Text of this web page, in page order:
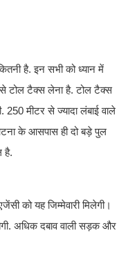
है. इन सभी को ध्यान में
से टोल टैक्स लेना है. टोल टैक्स
250 मीटर से ज्यादा लंबाई वाले
के आसपास ही दो बड़े पुल
है.
को यह जिम्मेवारी मिलेगी।
अधिक दबाव वाली सड़क और